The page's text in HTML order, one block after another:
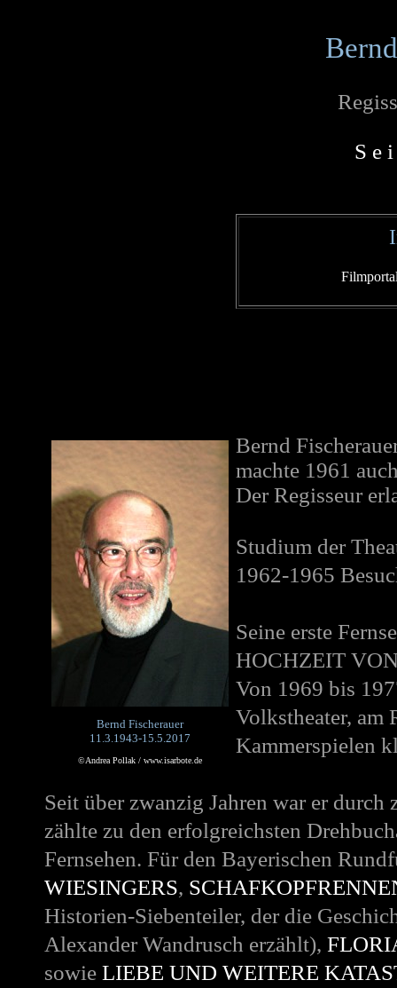
S e
Bernd Fischerauer
11.3.1943-15.5.2017
©Andrea Pollak / www.isarbote.de
Bernd
machte 1961
Der Regisseur
Studium der
1962-1965
Seine erste
HOCHZEIT
Von 1969 bis
Volkstheater, am
Kammerspielen
Seit über zwanzig Jahren war er
zählte zu den erfolgreichsten
Fernsehen. Für den Bayerischen
WIESINGERS,
Historien-Siebenteiler, der die
Alexander Wandrusch erzählt),
sowie LIEBE UND WEITERE